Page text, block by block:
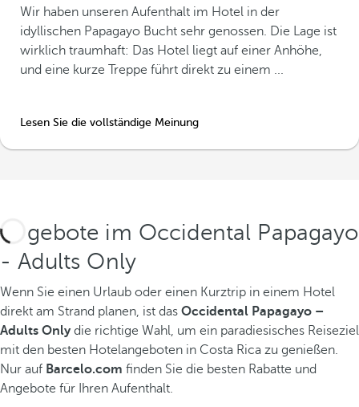
Wir haben unseren Aufenthalt im Hotel in der
idyllischen Papagayo Bucht sehr genossen. Die Lage ist
wirklich traumhaft: Das Hotel liegt auf einer Anhöhe,
und eine kurze Treppe führt direkt zu einem ...
Lesen Sie die vollständige Meinung
Angebote im Occidental Papagayo
- Adults Only
Wenn Sie einen Urlaub oder einen Kurztrip in einem Hotel
direkt am Strand planen, ist das Occidental Papagayo –
Adults Onlydie richtige Wahl, um ein paradiesisches Reiseziel
mit den besten Hotelangeboten in Costa Rica zu genießen.
Nur auf Barcelo.com finden Sie die besten Rabatte und
Angebote für Ihren Aufenthalt.